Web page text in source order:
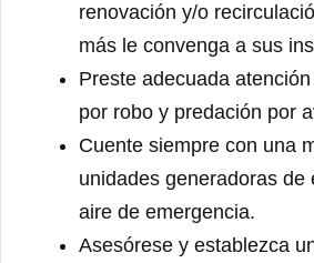
renovación y/o
más le convenga a sus
Preste adecuada
por robo y predación por
Cuente siempre con una
unidades generadoras de
aire de emergencia.
Asesórese y establezca